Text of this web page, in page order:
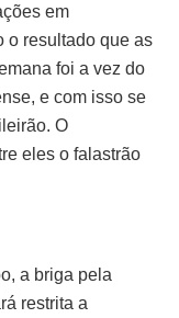
em
o resultado que as
foi a vez do
e com isso se
O
eles o falastrão
a briga pela
restrita a